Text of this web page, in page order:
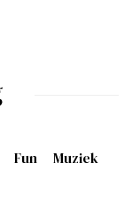
Fun Muziek